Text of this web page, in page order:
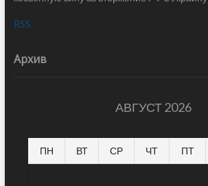
RSS
Архив
АВГУСТ 2026
ПН ВТ СР ЧТ ПТ